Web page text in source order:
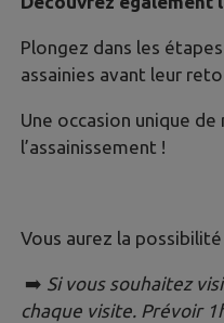
Plongez dans les
assainies avant leur
Une occasion unique
l’assainissement !
Vous aurez la
➡️ Si vous souhaitez
chaque visite. Prévoir